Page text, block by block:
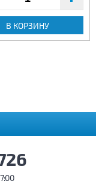
В КОРЗИНУ